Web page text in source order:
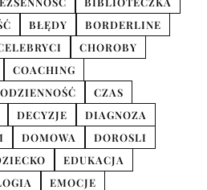
BŁĘDY
BORDERLINE
CHOROBY
COACHING
CZAS
DECYZJE
DIAGNOZA
DOMOWA
DOROSLI
EDUKACJA
EMOCJE